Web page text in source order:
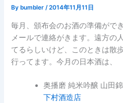
By bumbler/2014年11月11日
毎月、頒布会のお酒の準備がで
メールで連絡がきます。遠方の
てるらしいけど、このときは散
行ってます。今月の日本酒は、
奥播磨 純米吟醸 山田
下村酒造店